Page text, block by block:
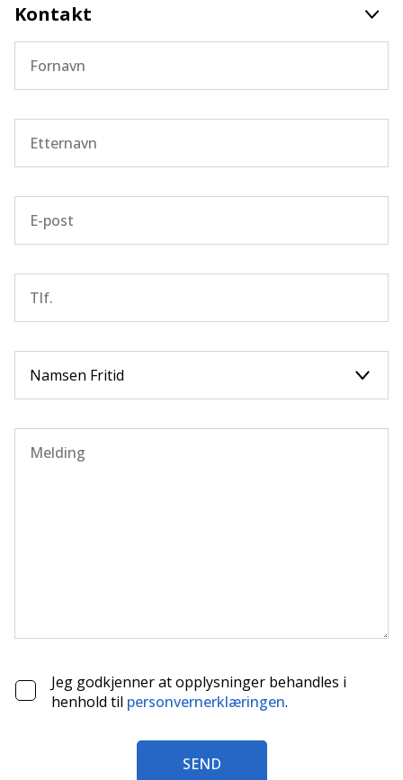
Kontakt
Jeg godkjenner at opplysninger behandles i
henhold til personvernerklæringen.
SEND